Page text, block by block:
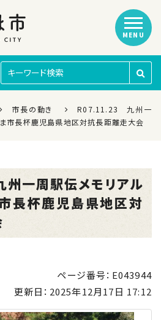
MENU
市長の動き
R07.11.23 九州一
市長杯鹿児島県地区対抗長距離走大会
一周駅伝メモリアル
長杯鹿児島県地区対
ページ番号：E043944
更新日： 2025年12月17日 17:12